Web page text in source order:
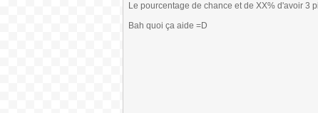
Le pourcentage de chance et de XX% d'avoir 3
Bah quoi ça aide =D